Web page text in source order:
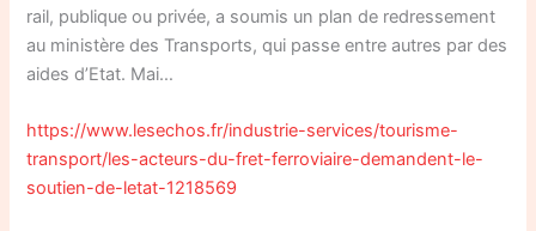
rail, publique ou privée, a soumis un plan de redressement
au ministère des Transports, qui passe entre autres par des
aides d’Etat. Mai…
https://www.lesechos.fr/industrie-services/tourisme-
transport/les-acteurs-du-fret-ferroviaire-demandent-le-
soutien-de-letat-1218569